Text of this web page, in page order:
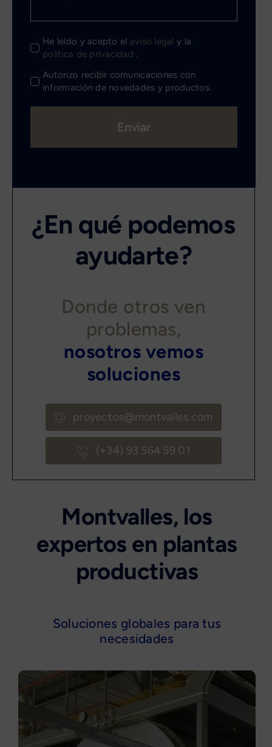
¿En qué podemos
ayudarte?
Donde otros ven
problemas,
nosotros vemos
soluciones
proyectos@montvalles.com
(+34) 93 564 59 01
He leído y acepto el aviso legal y la
política de privacidad .
Autorizo recibir comunicaciones con
información de novedades y productos.
Enviar
Montvalles, los
expertos en plantas
productivas
Soluciones globales para tus
necesidades